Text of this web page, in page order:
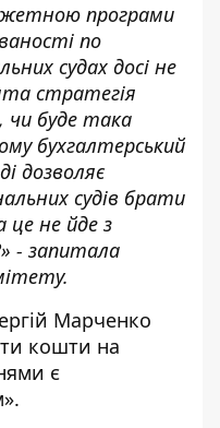
програми
по
судах досі не
стратегія
чи буде така
бухгалтерський
дозволяє
судів брати
це не йде з
- запитала
Марченко
кошти на
є
».